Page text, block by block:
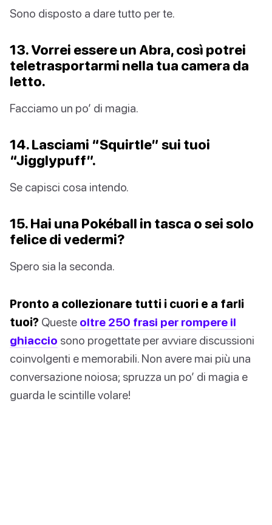
Sono disposto a dare tutto per te.
13. Vorrei essere un Abra, così potrei
teletrasportarmi nella tua camera da
letto.
Facciamo un po’ di magia.
14. Lasciami “Squirtle” sui tuoi
“Jigglypuff”.
Se capisci cosa intendo.
15. Hai una Pokéball in tasca o sei solo
felice di vedermi?
Spero sia la seconda.
Pronto a collezionare tutti i cuori e a farli
tuoi? Queste oltre 250 frasi per rompere il
ghiaccio sono progettate per avviare discussioni
coinvolgenti e memorabili. Non avere mai più una
conversazione noiosa; spruzza un po’ di magia e
guarda le scintille volare!